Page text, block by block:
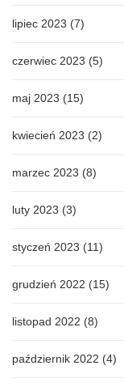
lipiec 2023 (7)
czerwiec 2023 (5)
maj 2023 (15)
kwiecień 2023 (2)
marzec 2023 (8)
luty 2023 (3)
styczeń 2023 (11)
grudzień 2022 (15)
listopad 2022 (8)
październik 2022 (4)